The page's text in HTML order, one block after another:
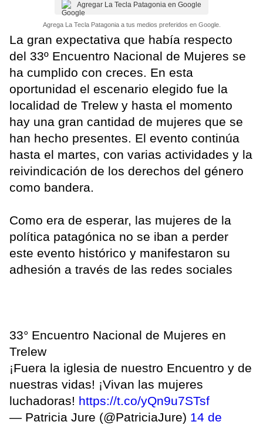
Agregar La Tecla Patagonia en Google
Agrega La Tecla Patagonia a tus medios preferidos en Google.
La gran expectativa que había respecto
del 33º Encuentro Nacional de Mujeres se
ha cumplido con creces. En esta
oportunidad el escenario elegido fue la
localidad de Trelew y hasta el momento
hay una gran cantidad de mujeres que se
han hecho presentes. El evento continúa
hasta el martes, con varias actividades y la
reivindicación de los derechos del género
como bandera.
Como era de esperar, las mujeres de la
política patagónica no se iban a perder
este evento histórico y manifestaron su
adhesión a través de las redes sociales
33° Encuentro Nacional de Mujeres en
Trelew
¡Fuera la iglesia de nuestro Encuentro y de
nuestras vidas! ¡Vivan las mujeres
luchadoras! https://t.co/yQn9u7STsf
— Patricia Jure (@PatriciaJure) 14 de